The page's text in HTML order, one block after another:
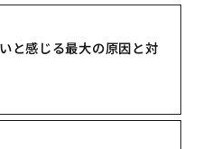
と感じる最大の原因と対